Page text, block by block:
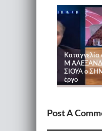
Μ
ΣΙΟΥΑ ο
έργο
Post A